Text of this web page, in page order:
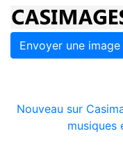
Envoyer une image
Nouveau sur
musiques